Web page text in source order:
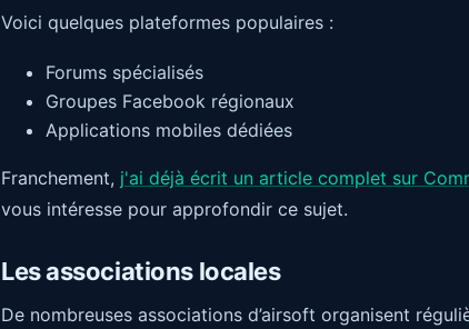
Voici quelques plateformes populaires :
Forums spécialisés
Groupes Facebook régionaux
Applications mobiles dédiées
Franchement, j'ai déjà écrit un article complet sur
vous intéresse pour approfondir ce sujet.
Les associations locales
De nombreuses associations d’airsoft organisent